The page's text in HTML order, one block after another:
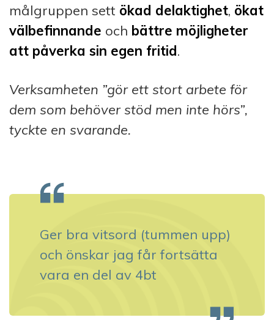
målgruppen sett ökad delaktighet, ökat
välbefinnande och bättre möjligheter
att påverka sin egen fritid.
Verksamheten ”gör ett stort arbete för
dem som behöver stöd men inte hörs”,
tyckte en svarande.
Ger bra vitsord (tummen upp)
och önskar jag får fortsätta
vara en del av 4bt